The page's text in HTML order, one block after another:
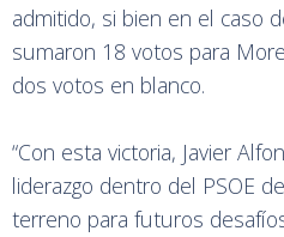
admitido, si bien en el caso
sumaron 18 votos para
dos votos en blanco.
“Con esta victoria, Javier
liderazgo dentro del PSOE
terreno para futuros